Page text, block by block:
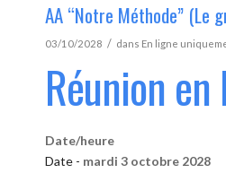
AA “Notre Méthode” (Le
03/10/2028 / dans En ligne
Réunion
Date/heure
Date - mardi 3 octobre 2028